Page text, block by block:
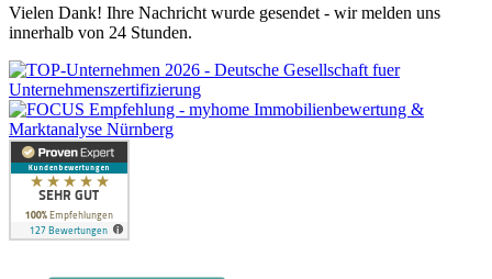
Vielen Dank! Ihre Nachricht wurde gesendet - wir melden uns
innerhalb von 24 Stunden.